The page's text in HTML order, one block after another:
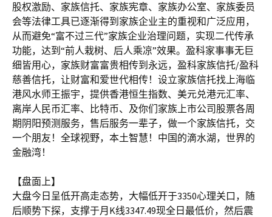
股权激励、家族信托、家族宪章、家族办公室、家族委员
会等法律工具已逐渐得到家族企业主的重视和广泛应用，
从而避免“富不过三代”家族企业治理问题，实现二代传承
功能，达到“前人栽树、后人乘凉”效果。盈科家事事无巨
细皆用心，家族财富富贵相传到永远，盈科家族信托/盈科
慈善信托，让财富和爱世代相传！设立家族信托找上海临
港风水师王振宇，提供香港恒生指数、美元兑港元汇率、
离岸人民币汇率、比特币、及你们家族上市公司股票各周
期阴阳预测服务，售后服务一辈子，做一个家族信托，交
一个朋友！全球视野，本土智慧！中国的滴水湖，世界的
金融湾！
【盘面上】
大盘今日呈低开高走态势，大幅低开于3350心理关口，随
后顺势下探，支撑于月K线3347.49现全日最低价，然后震